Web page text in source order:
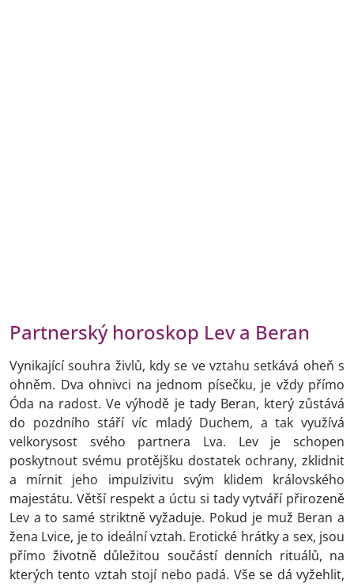
Partnerský horoskop Lev a Beran
Vynikající souhra živlů, kdy se ve vztahu setkává oheň s
ohněm. Dva ohnivci na jednom písečku, je vždy přímo
Óda na radost. Ve výhodě je tady Beran, který zůstává
do pozdního stáří víc mladý Duchem, a tak využívá
velkorysost svého partnera Lva. Lev je schopen
poskytnout svému protějšku dostatek ochrany, zklidnit
a mírnit jeho impulzivitu svým klidem královského
majestátu. Větší respekt a úctu si tady vytváří přirozeně
Lev a to samé striktně vyžaduje. Pokud je muž Beran a
žena Lvice, je to ideální vztah. Erotické hrátky a sex, jsou
přímo životně důležitou součástí denních rituálů, na
kterých tento vztah stojí nebo padá. Vše se dá vyžehlit,